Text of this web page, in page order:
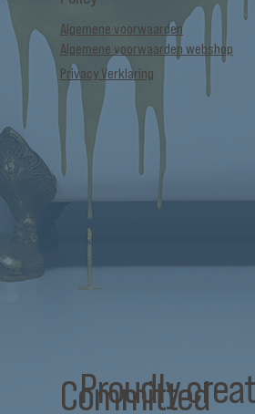
Algemene voorwaarden
Algemene voorwaarden webshop
Privacy Verklaring
Committed
Proudly